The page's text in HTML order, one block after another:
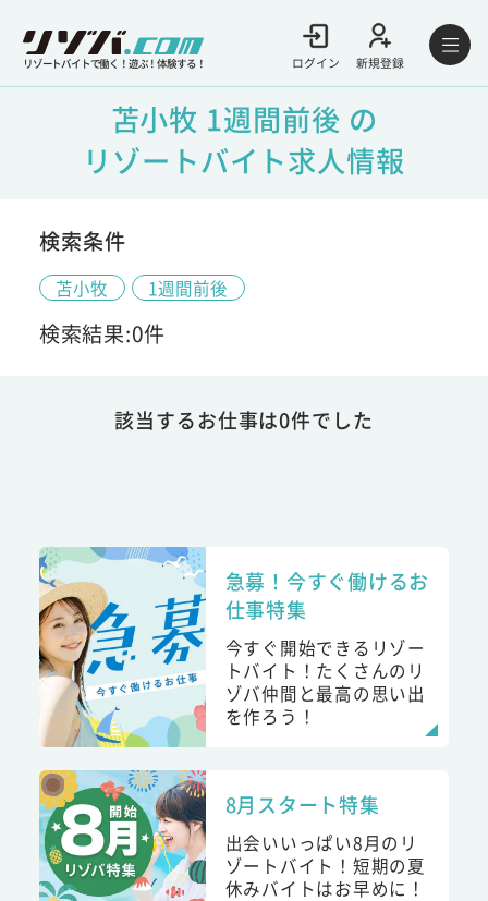
リゾートバイトで働く！遊ぶ！体験する！ ログイン 新規登録
苫小牧 1週間前後 の
リゾートバイト求人情報
検索条件
苫小牧 1週間前後
検索結果:0件
該当するお仕事は0件でした
急募！今すぐ働けるお
仕事特集
今すぐ開始できるリゾー
トバイト！たくさんのリ
ゾバ仲間と最高の思い出
を作ろう！
8月スタート特集
出会いいっぱい8月のリ
ゾートバイト！短期の夏
休みバイトはお早めに！